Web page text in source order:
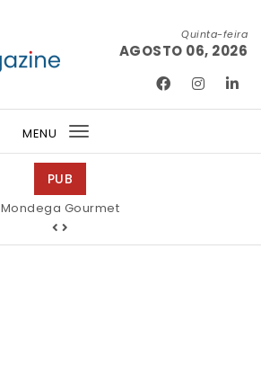
Quinta-feira
AGOSTO 06, 2026
MENU
Toggle
PUB
Mondega Gourmet